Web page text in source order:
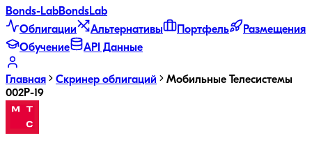
Bonds-LabBondsLab
Облигации
Альтернативы Портфель
Размещения
Обучение
API Данные
Главная Скринер облигаций
Мобильные Телесистемы
002Р-19